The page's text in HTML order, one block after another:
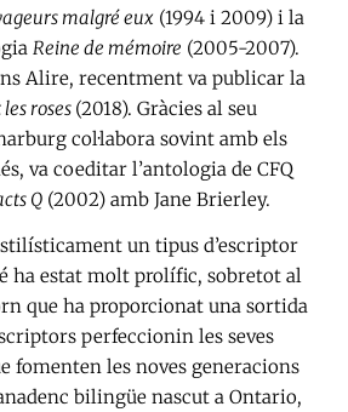
malgré eux (1994 i 2009) i la
Reine de mémoire (2005-2007).
Alire, recentment va publicar la
roses (2018). Gràcies al seu
col·labora sovint amb els
va coeditar l’antologia de CFQ
Q (2002) amb Jane Brierley.
un tipus d’escriptor
ha estat molt prolífic, sobretot al
que ha proporcionat una sortida
perfeccionin les seves
fomenten les noves generacions
bilingüe nascut a Ontario,